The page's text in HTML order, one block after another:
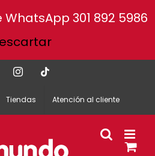
301 892 5986
FacebookInstagramTiktok
Tiendas Atención al cliente